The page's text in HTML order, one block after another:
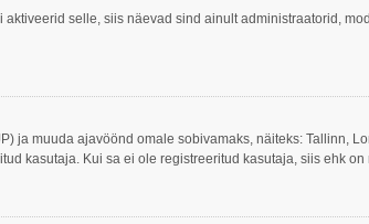
aktiveerid selle, siis näevad sind ainult administraatorid,
muuda ajavöönd omale sobivamaks, näiteks: Tallinn,
kasutaja. Kui sa ei ole registreeritud kasutaja, siis ehk